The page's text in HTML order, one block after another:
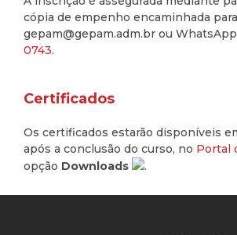
cópia de empenho encaminhada para
gepam@gepam.adm.br ou WhatsApp
0743.
Certificados
Os certificados estarão disponíveis
após a conclusão do curso, no Portal
opção Downloads .